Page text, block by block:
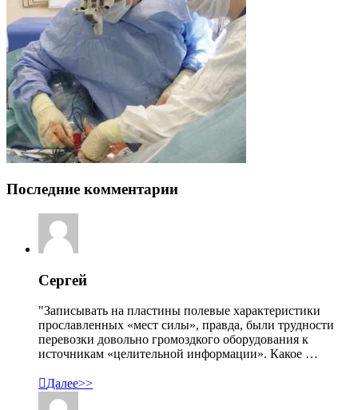
Последние комментарии
Сергей
"Записывать на пластины полевые характеристики
прославленных «мест силы», правда, были трудности
перевозки довольно громоздкого оборудования к
источникам «целительной информации». Какое …
Далее>>